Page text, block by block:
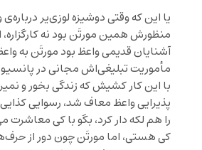
یا این که وقتی دوشیزه لوزی‌یر
منظورش همین مورتَن بود نه کارگزاره،
آشنایان قدیمی واعظ بود مورتَن به
مأموریت تبلیغی‌اش مجانی در
با این کار کشیش که زندگی بخور و
پذیرایی واعظ معاف شد، رسوایی
را هم لکه ‌دار کرد، بگو با کی معاشرت
کی هستی، اما مورتَن چون دور از